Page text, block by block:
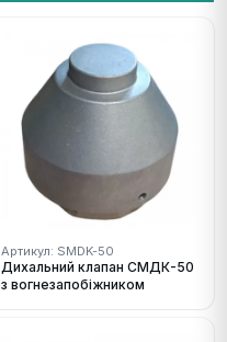
Артикул: SMDK-50
Дихальний клапан СМДК-50
з вогнезапобіжником